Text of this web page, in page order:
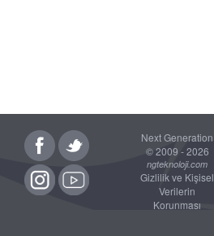
Next Generation
© 2009 - 2026
ngteknoloji.com
Gizlilik ve Kişisel
Verilerin
Korunması